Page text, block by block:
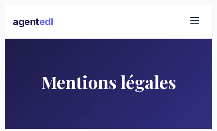
agentedl
Mentions légales